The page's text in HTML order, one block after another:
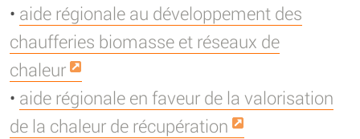
• aide régionale au développement des
chaufferies biomasse et réseaux de
chaleur
• aide régionale en faveur de la valorisation
de la chaleur de récupération